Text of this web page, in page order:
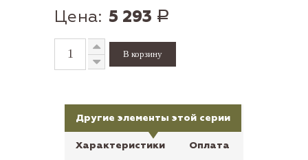
Цена: 5 293 Р
Другие элементы этой серии
Характеристики Оплата